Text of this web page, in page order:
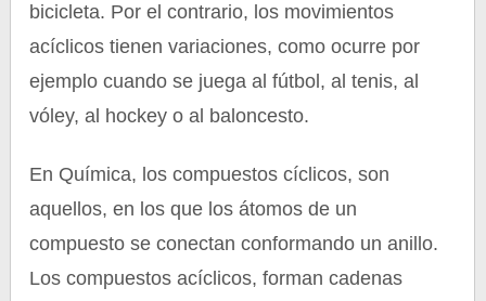
bicicleta. Por el contrario, los movimientos
acíclicos tienen variaciones, como ocurre por
ejemplo cuando se juega al fútbol, al tenis, al
vóley, al hockey o al baloncesto.
En Química, los compuestos cíclicos, son
aquellos, en los que los átomos de un
compuesto se conectan conformando un anillo.
Los compuestos acíclicos, forman cadenas